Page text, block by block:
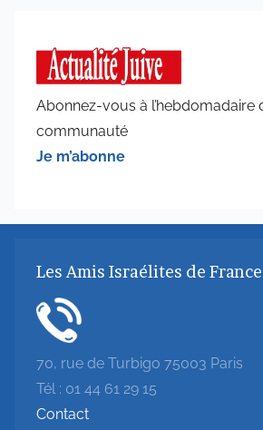
Abonnez-vous à l’hebdomadaire
communauté
Je m’abonne
Les Amis Israélites de France
70, rue de Turbigo 75003 Paris
Tél : 01 44 61 29 15
Contact